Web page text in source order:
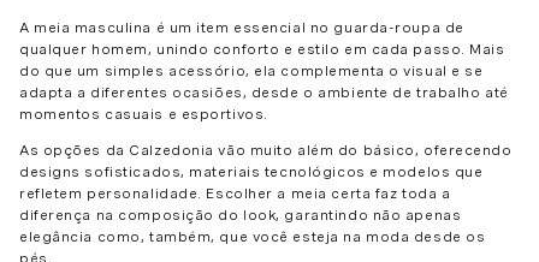
A meia masculina é um item essencial no guarda-roupa de
qualquer homem, unindo conforto e estilo em cada passo. Mais
do que um simples acessório, ela complementa o visual e se
adapta a diferentes ocasiões, desde o ambiente de trabalho até
momentos casuais e esportivos.
As opções da Calzedonia vão muito além do básico, oferecendo
designs sofisticados, materiais tecnológicos e modelos que
refletem personalidade. Escolher a meia certa faz toda a
diferença na composição do look, garantindo não apenas
elegância como, também, que você esteja na moda desde os
pés.